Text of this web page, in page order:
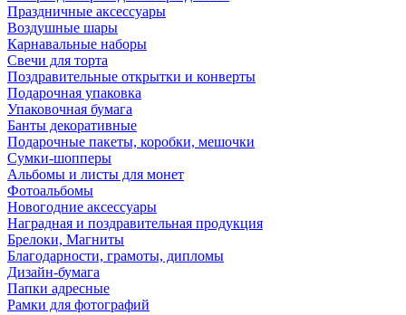
Праздничные аксессуары
Воздушные шары
Карнавальные наборы
Свечи для торта
Поздравительные открытки и конверты
Подарочная упаковка
Упаковочная бумага
Банты декоративные
Подарочные пакеты, коробки, мешочки
Сумки-шопперы
Альбомы и листы для монет
Фотоальбомы
Новогодние аксессуары
Наградная и поздравительная продукция
Брелоки, Магниты
Благодарности, грамоты, дипломы
Дизайн-бумага
Папки адресные
Рамки для фотографий